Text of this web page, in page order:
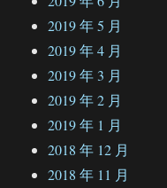
2019 年 5 月
2019 年 4 月
2019 年 3 月
2019 年 2 月
2019 年 1 月
2018 年 12 月
2018 年 11 月